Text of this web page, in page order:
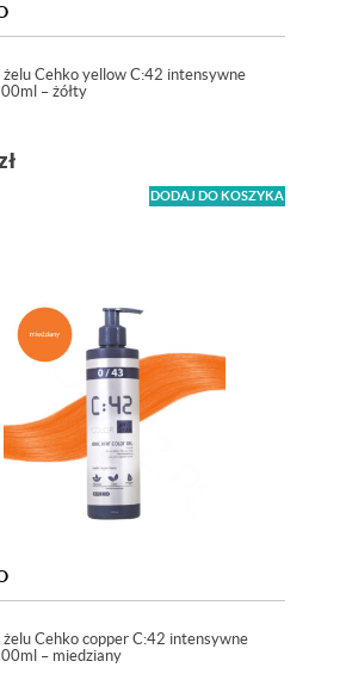
żelu Cehko yellow C:42 intensywne
– żółty
DODAJ DO KOSZYKA
żelu Cehko copper C:42 intensywne
– miedziany